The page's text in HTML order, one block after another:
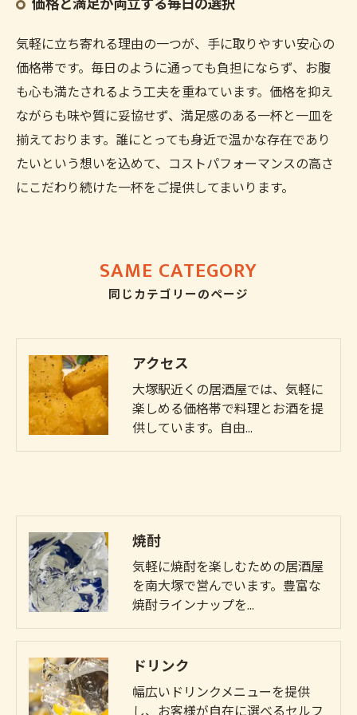
価格と満足が両立する毎日の選択
気軽に立ち寄れる理由の一つが、手に取りやすい安心の
価格帯です。毎日のように通っても負担にならず、お腹
も心も満たされるよう工夫を重ねています。価格を抑え
ながらも味や質に妥協せず、満足感のある一杯と一皿を
揃えております。誰にとっても身近で温かな存在であり
たいという想いを込めて、コストパフォーマンスの高さ
にこだわり続けた一杯をご提供してまいります。
同じカテゴリーのページ
SAME CATEGORY
アクセス
大塚駅近くの居酒屋では、気軽に
楽しめる価格帯で料理とお酒を提
供しています。自由…
焼酎
気軽に焼酎を楽しむための居酒屋
を南大塚で営んでいます。豊富な
焼酎ラインナップを…
ドリンク
幅広いドリンクメニューを提供